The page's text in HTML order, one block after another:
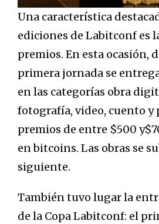
Una característica
ediciones de Labitconf es
premios. En esta ocasión,
primera jornada se
en las categorías obra
fotografía, video, cuento y
premios de entre $500
en bitcoins. Las obras se
siguiente.
También tuvo lugar la
de la Copa Labitconf: el